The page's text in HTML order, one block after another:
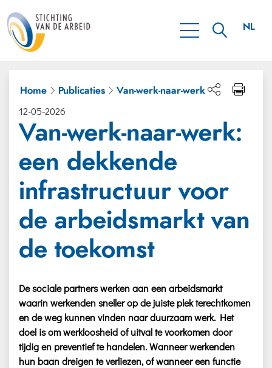
NL
Home Publicaties Van-werk-naar-werk
12-05-2026
Van-werk-naar-werk:
een dekkende
infrastructuur voor
de arbeidsmarkt van
de toekomst
De sociale partners werken aan een arbeidsmarkt
waarin werkenden sneller op de juiste plek terechtkomen
en de weg kunnen vinden naar duurzaam werk. Het
doel is om werkloosheid of uitval te voorkomen door
tijdig en preventief te handelen. Wanneer werkenden
hun baan dreigen te verliezen, of wanneer een functie